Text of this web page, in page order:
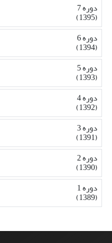
دوره 7
(1395)
دوره 6
(1394)
دوره 5
(1393)
دوره 4
(1392)
دوره 3
(1391)
دوره 2
(1390)
دوره 1
(1389)